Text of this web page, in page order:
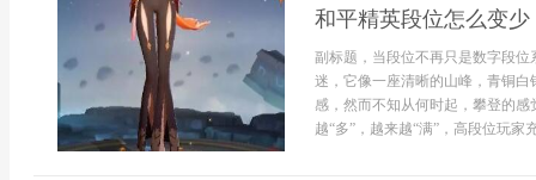
和平精英段位怎么变
副标题，当段位不再只是数字段
迷，它像一座清晰的山峰，青铜
感，然而不知从何时起，攀登的
越“多”，越来越“满”，高段位玩